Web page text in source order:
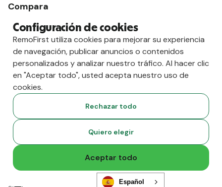
Compara
vs. Remoto
vs. Ostra
vs. Multiplicador
RemoFirst Inc. Creado 💚 a distancia desde
Configuración de cookies
RemoFirst utiliza cookies para mejorar su experiencia
de navegación, publicar anuncios o contenidos
personalizados y analizar nuestro tráfico. Al hacer clic
en "Aceptar todo", usted acepta nuestro uso de
cookies.
Rechazar todo
Quiero elegir
Aceptar todo
Español